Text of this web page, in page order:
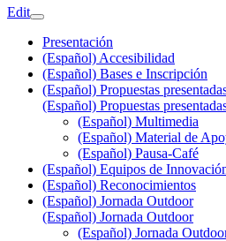
Edit
Presentación
(Español) Accesibilidad
(Español) Bases e Inscripción
(Español) Propuestas
(Español) Propuestas
(Español) Multimedia
(Español) Material de
(Español) Pausa-Café
(Español) Equipos de
(Español) Reconocimientos
(Español) Jornada Outdoor
(Español) Jornada Outdoor
(Español) Jornada